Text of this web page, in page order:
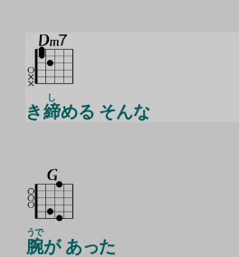
き締
し
める そんな
腕
うで
が あった